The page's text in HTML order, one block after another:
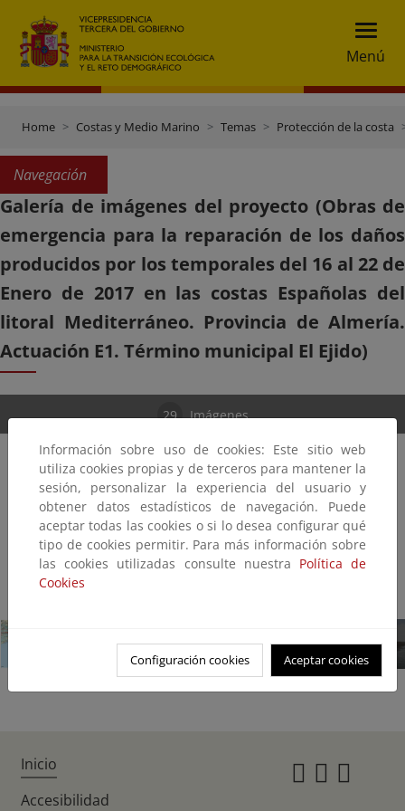
Menú
Home Costas y Medio Marino Temas Protección de la costa
Navegación
Galería de imágenes del proyecto (Obras de
emergencia para la reparación de los daños
producidos por los temporales del 16 al 22 de
Enero de 2017 en las costas Españolas del
litoral Mediterráneo. Provincia de Almería.
Actuación E1. Término municipal El Ejido)
29 Imágenes
Información sobre uso de cookies: Este sitio web
utiliza cookies propias y de terceros para mantener la
sesión, personalizar la experiencia del usuario y
obtener datos estadísticos de navegación. Puede
aceptar todas las cookies o si lo desea configurar qué
tipo de cookies permitir. Para más información sobre
las cookies utilizadas consulte nuestra Política de
Cookies
Configuración cookies Aceptar cookies
Inicio
Accesibilidad